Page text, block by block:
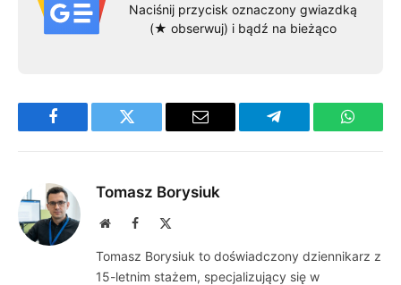
Naciśnij przycisk oznaczony gwiazdką
(★ obserwuj) i bądź na bieżąco
Facebook Twitter Email Telegram
Tomasz Borysiuk
WebsiteFacebook
Tomasz Borysiuk to doświadczony dziennikarz z
15-letnim stażem, specjalizujący się w